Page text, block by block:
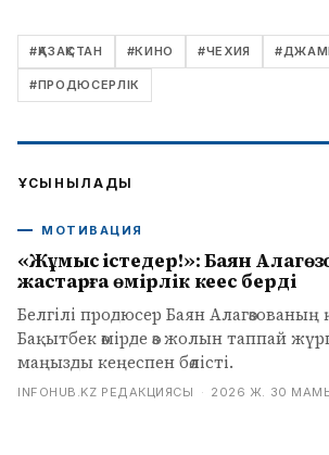
#ҚАЗАҚСТАН #КИНО #ЧЕХИЯ #
#ПРОДЮСЕРЛІК
ҰСЫНЫЛАДЫ
МОТИВАЦИЯ
«Жұмыс істеңдер!»: Баян
жастарға өмірлік кеңес берді
Белгілі продюсер Баян
Бақытбек өмірде өз жолын таппай
маңызды кеңеспен бөлісті.
INFOHUB.KZ РЕДАКЦИЯСЫ · 2026 Ж. 30